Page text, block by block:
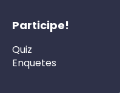
Participe!
Quiz
Enquetes